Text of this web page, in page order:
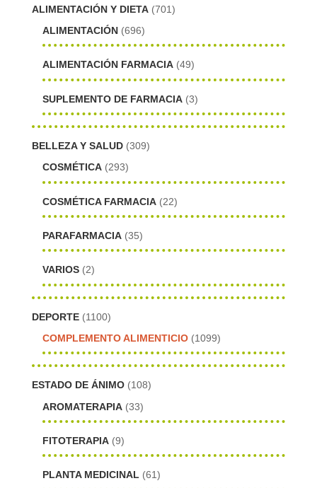
ALIMENTACIÓN Y DIETA (701)
ALIMENTACIÓN (696)
ALIMENTACIÓN FARMACIA (49)
SUPLEMENTO DE FARMACIA (3)
BELLEZA Y SALUD (309)
COSMÉTICA (293)
COSMÉTICA FARMACIA (22)
PARAFARMACIA (35)
VARIOS (2)
DEPORTE (1100)
COMPLEMENTO ALIMENTICIO (1099)
ESTADO DE ÁNIMO (108)
AROMATERAPIA (33)
FITOTERAPIA (9)
PLANTA MEDICINAL (61)